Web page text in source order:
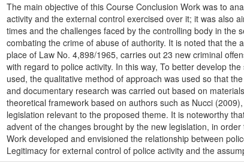
The main objective of this Course Conclusion Work was to
activity and the external control exercised over it; it was also
times and the challenges faced by the controlling body in the
combating the crime of abuse of authority. It is noted that
place of Law No. 4,898/1965, carries out 23 new criminal
with regard to police activity. In this way, To better develop
used, the qualitative method of approach was used so that
and documentary research was carried out based on
theoretical framework based on authors such as Nucci
legislation relevant to the proposed theme. It is noteworthy
advent of the changes brought by the new legislation, in
Work developed and envisioned the relationship between
Legitimacy for external control of police activity and the